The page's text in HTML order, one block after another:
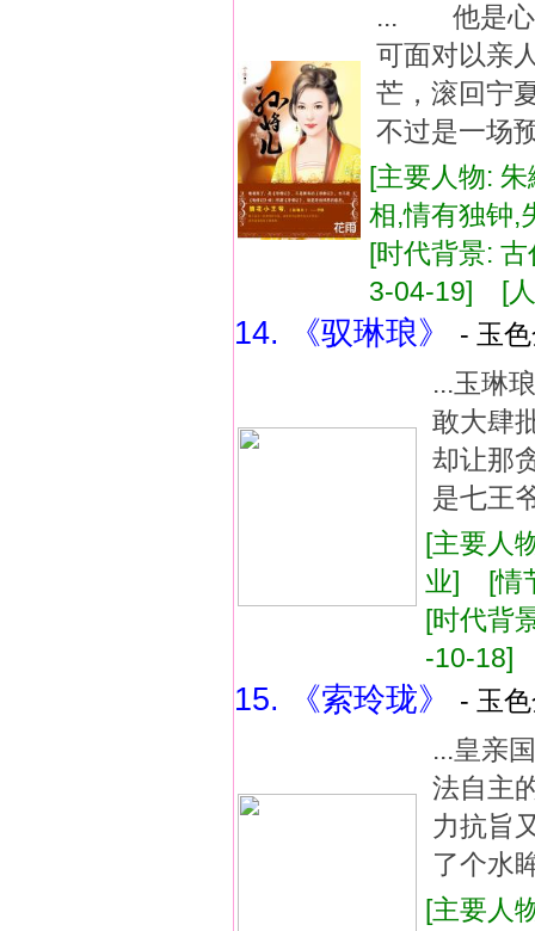
... 他是心
可面对以亲
芒，滚回
不过是一
[主要人物:
相,情有独
[时代背景: 古
3-04-19] [
14. 《驭琳琅》
- 玉
...玉琳
敢大肆
却让那
是七王
[主要人
业] [情
[时代背
-10-
15. 《索玲珑》
- 玉
...皇亲
法自主
力抗旨
了个水
[主要人